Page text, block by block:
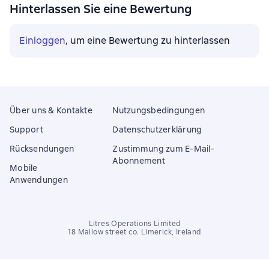
Hinterlassen Sie eine Bewertung
Einloggen, um eine Bewertung zu hinterlassen
Über uns & Kontakte
Support
Rücksendungen
Mobile
Anwendungen
Nutzungsbedingungen
Datenschutzerklärung
Zustimmung zum E-Mail-
Abonnement
Litres Operations Limited
18 Mallow street co. Limerick, Ireland